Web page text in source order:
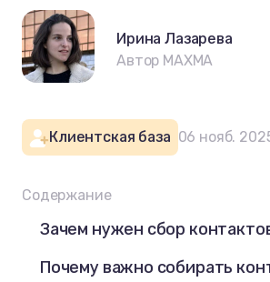
Ирина Лазарева
Автор MAXMA
Клиентская база 06 нояб.
Содержание
Зачем нужен сбор
Почему важно собирать